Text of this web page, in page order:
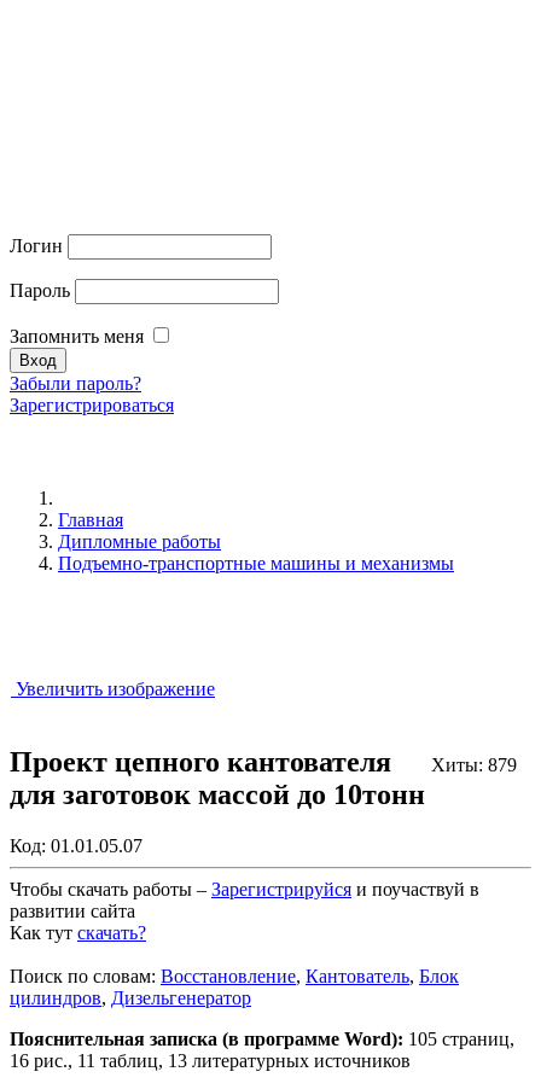
Логин
Пароль
Запомнить меня
Забыли пароль?
Зарегистрироваться
Главная
Дипломные работы
Подъемно-транспортные машины и механизмы
Увеличить изображение
Хиты: 879
Проект цепного кантователя
для заготовок массой до 10тонн
Код: 01.01.05.07
Чтобы скачать работы – Зарегистрируйся и поучаствуй в
развитии сайта
Как тут скачать?
Поиск по словам: Восстановление, Кантователь, Блок
цилиндров, Дизельгенератор
Пояснительная записка (в программе Word): 105 страниц,
16 рис., 11 таблиц, 13 литературных источников